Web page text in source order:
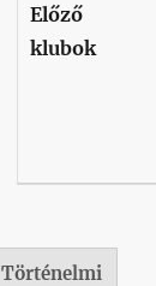
Előző
klubok
Történelmi